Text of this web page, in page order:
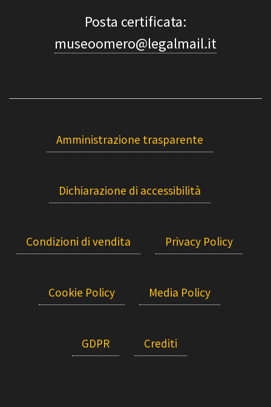
Posta certificata:
museoomero@legalmail.it
Amministrazione trasparente
Dichiarazione di accessibilità
Condizioni di vendita Privacy Policy
Cookie Policy Media Policy
GDPR Crediti